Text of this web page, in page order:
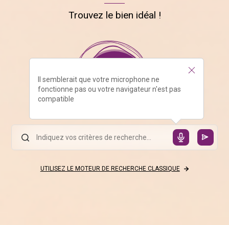
Trouvez le bien idéal !
Il semblerait que votre microphone ne
fonctionne pas ou votre navigateur n'est pas
compatible
UTILISEZ LE MOTEUR DE RECHERCHE CLASSIQUE